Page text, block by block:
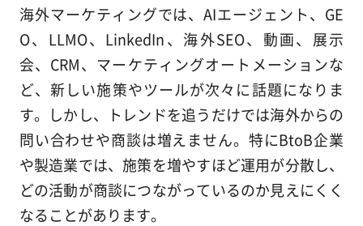
海外マーケティングでは、AIエージェント、GE
O、LLMO、LinkedIn、海外SEO、動画、展示
会、CRM、マーケティングオートメーションな
ど、新しい施策やツールが次々に話題になりま
す。しかし、トレンドを追うだけでは海外からの
問い合わせや商談は増えません。特にBtoB企業
や製造業では、施策を増やすほど運用が分散し、
どの活動が商談につながっているのか見えにくく
なることがあります。